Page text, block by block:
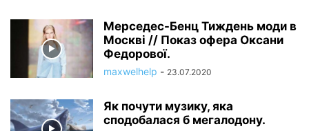
Мерседес-Бенц Тиждень моди в
Москві // Показ офера Оксани
Федорової.
maxwelhelp - 23.07.2020
Як почути музику, яка
сподобалася б мегалодону.